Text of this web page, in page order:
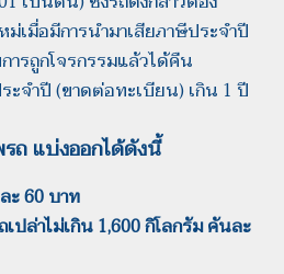
เมื่อมีการนำมาเสียภาษีประจำปี
รถูกโจรกรรมแล้วได้คืน
จำปี (ขาดต่อทะเบียน) เกิน 1 ปี
ถ แบ่งออกได้ดังนี้
60 บาท
ล่าไม่เกิน 1,600 กิโลกรัม คันละ